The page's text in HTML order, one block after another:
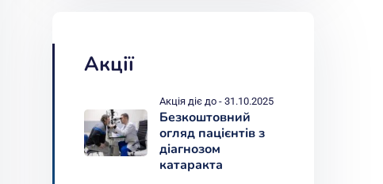
Акції
Акція діє до - 31.10.2025
Безкоштовний
огляд пацієнтів з
діагнозом
катаракта